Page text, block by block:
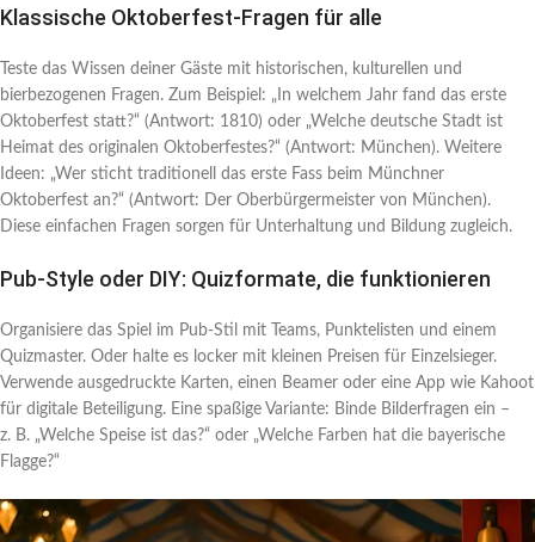
Klassische Oktoberfest-Fragen für alle
Teste das Wissen deiner Gäste mit historischen, kulturellen und
bierbezogenen Fragen. Zum Beispiel: „In welchem Jahr fand das erste
Oktoberfest statt?“ (Antwort: 1810) oder „Welche deutsche Stadt ist
Heimat des originalen Oktoberfestes?“ (Antwort: München). Weitere
Ideen: „Wer sticht traditionell das erste Fass beim Münchner
Oktoberfest an?“ (Antwort: Der Oberbürgermeister von München).
Diese einfachen Fragen sorgen für Unterhaltung und Bildung zugleich.
Pub-Style oder DIY: Quizformate, die funktionieren
Organisiere das Spiel im Pub-Stil mit Teams, Punktelisten und einem
Quizmaster. Oder halte es locker mit kleinen Preisen für Einzelsieger.
Verwende ausgedruckte Karten, einen Beamer oder eine App wie Kahoot
für digitale Beteiligung. Eine spaßige Variante: Binde Bilderfragen ein –
z. B. „Welche Speise ist das?“ oder „Welche Farben hat die bayerische
Flagge?“